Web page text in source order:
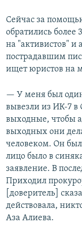
Сейчас за
обратились более
на "активистов"
пострадавшим
ищет юристов на
— У меня был один
вывезли из ИК-7 в
выходные, чтобы
выходных они
человеком. Он был
лицо было в
заявление. В
Приходил
[доверитель]
действовала,
Аза Алиева.